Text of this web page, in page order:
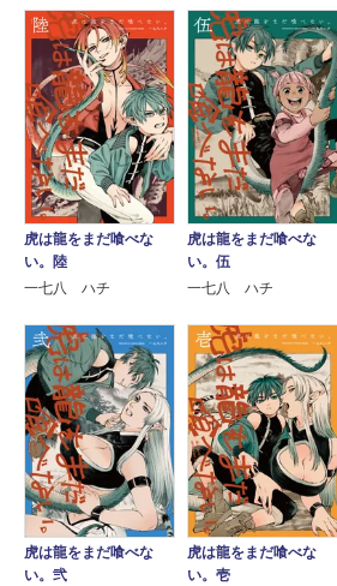
虎は龍をまだ喰べな
い。陸
一七八 ハチ
虎は龍をまだ喰べな
い。伍
一七八 ハチ
虎は龍をまだ喰べな
い。弐
虎は龍をまだ喰べな
い。壱